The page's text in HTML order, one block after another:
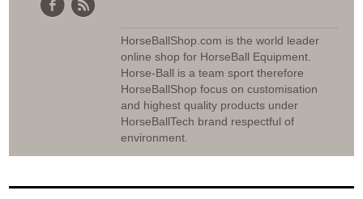
HorseBallShop.com is the world leader
online shop for HorseBall Equipment.
Horse-Ball is a team sport therefore
HorseBallShop focus on customisation
and highest quality products under
HorseBallTech brand respectful of
environment.